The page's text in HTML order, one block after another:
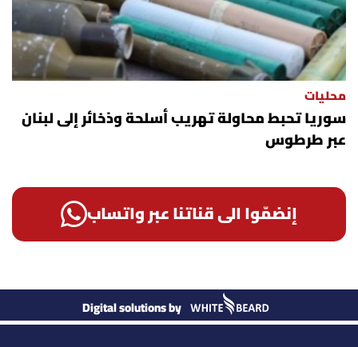
محليات
سوريا تحبط محاولة تهريب أسلحة وذخائر إلى لبنان
عبر طرطوس
إنضمّوا الى قناتنا عبر واتساب
Digital solutions by